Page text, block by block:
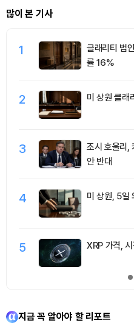
많이 본 기사
1
클래리티 법
률 16%
2 미 상원 클래
3
조시 호울리,
안 반대
4 미 상원, 5일
5 XRP 가격,
지금 꼭 알아야 할 리포트